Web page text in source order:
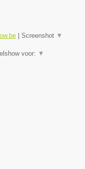
Screenshot ▼
voor: ▼